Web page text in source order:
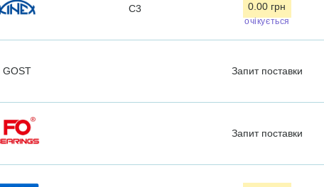
C3 0.00 грн
очікується
GOST Запит поставки
Запит поставки